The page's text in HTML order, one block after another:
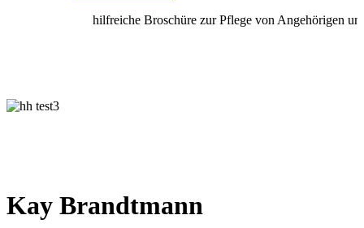
hilfreiche Broschüre zur Pflege von Angehörigen
Kay Brandtmann